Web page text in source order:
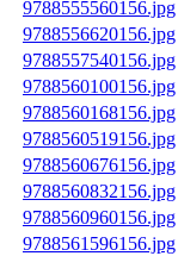
9788555560156.jpg
9788556620156.jpg
9788557540156.jpg
9788560100156.jpg
9788560168156.jpg
9788560519156.jpg
9788560676156.jpg
9788560832156.jpg
9788560960156.jpg
9788561596156.jpg